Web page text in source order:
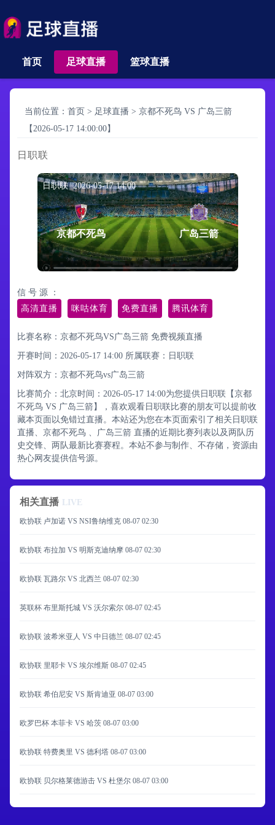
首页 足球直播 篮球直播
当前位置： 首页 > 足球直播 > 京都不死鸟 VS 广岛三箭
【2026-05-17 14:00:00】
日职联
日职联 2026-05-17 14:00
京都不死鸟 广岛三箭
信 号 源 ：
高清直播
咪咕体育 免费直播 腾讯体育
比赛名称：京都不死鸟VS广岛三箭 免费视频直播
开赛时间：2026-05-17 14:00 所属联赛： 日职联
对阵双方：京都不死鸟vs广岛三箭
比赛简介：北京时间：2026-05-17 14:00为您提供日职联【京都
不死鸟 VS 广岛三箭】，喜欢观看日职联比赛的朋友可以提前收
藏本页面以免错过直播。本站还为您在本页面索引了相关日职联
直播、京都不死鸟 、广岛三箭 直播的近期比赛列表以及两队历
史交锋、两队最新比赛赛程。本站不参与制作、不存储，资源由
热心网友提供信号源。
相关直播 LIVE
欧协联 卢加诺 VS NSI鲁纳维克 08-07 02:30
欧协联 布拉加 VS 明斯克迪纳摩 08-07 02:30
欧协联 瓦路尔 VS 北西兰 08-07 02:30
英联杯 布里斯托城 VS 沃尔索尔 08-07 02:45
欧协联 波希米亚人 VS 中日德兰 08-07 02:45
欧协联 里耶卡 VS 埃尔维斯 08-07 02:45
欧协联 希伯尼安 VS 斯肯迪亚 08-07 03:00
欧罗巴杯 本菲卡 VS 哈茨 08-07 03:00
欧协联 特费奥里 VS 德利塔 08-07 03:00
欧协联 贝尔格莱德游击 VS 杜堡尔 08-07 03:00